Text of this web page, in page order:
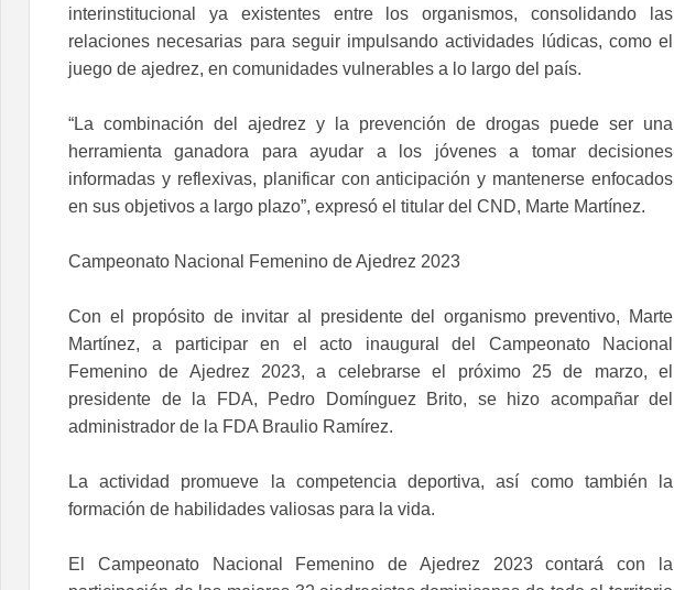
interinstitucional ya existentes entre los organismos, consolidando las
relaciones necesarias para seguir impulsando actividades lúdicas, como el
juego de ajedrez, en comunidades vulnerables a lo largo del país.
“La combinación del ajedrez y la prevención de drogas puede ser una
herramienta ganadora para ayudar a los jóvenes a tomar decisiones
informadas y reflexivas, planificar con anticipación y mantenerse enfocados
en sus objetivos a largo plazo”, expresó el titular del CND, Marte Martínez.
Campeonato Nacional Femenino de Ajedrez 2023
Con el propósito de invitar al presidente del organismo preventivo, Marte
Martínez, a participar en el acto inaugural del Campeonato Nacional
Femenino de Ajedrez 2023, a celebrarse el próximo 25 de marzo, el
presidente de la FDA, Pedro Domínguez Brito, se hizo acompañar del
administrador de la FDA Braulio Ramírez.
La actividad promueve la competencia deportiva, así como también la
formación de habilidades valiosas para la vida.
El Campeonato Nacional Femenino de Ajedrez 2023 contará con la